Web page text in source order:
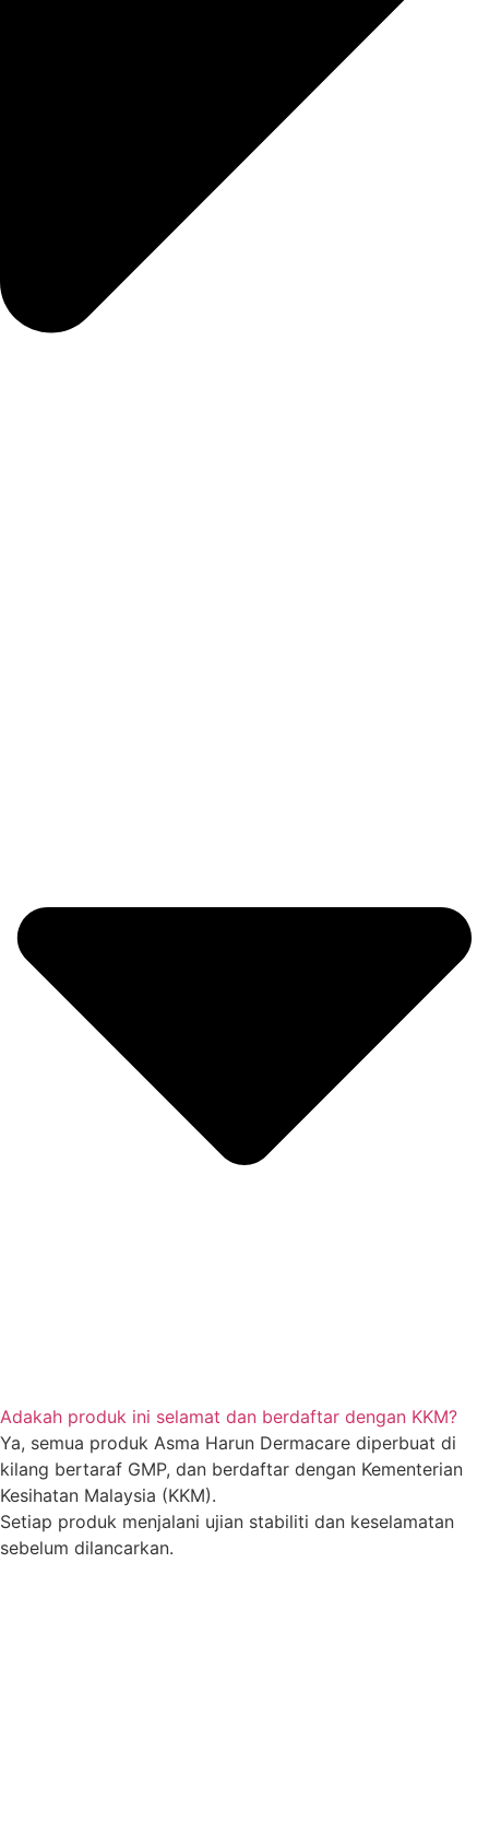
Adakah produk ini selamat dan berdaftar dengan KKM?
Ya, semua produk Asma Harun Dermacare diperbuat di
kilang bertaraf GMP, dan berdaftar dengan Kementerian
Kesihatan Malaysia (KKM).
Setiap produk menjalani ujian stabiliti dan keselamatan
sebelum dilancarkan.